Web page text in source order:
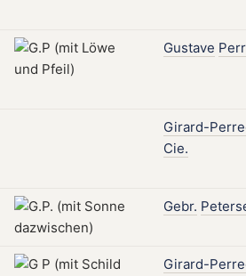
Gustave
Girard-
Cie.
Gebr.
Girard-